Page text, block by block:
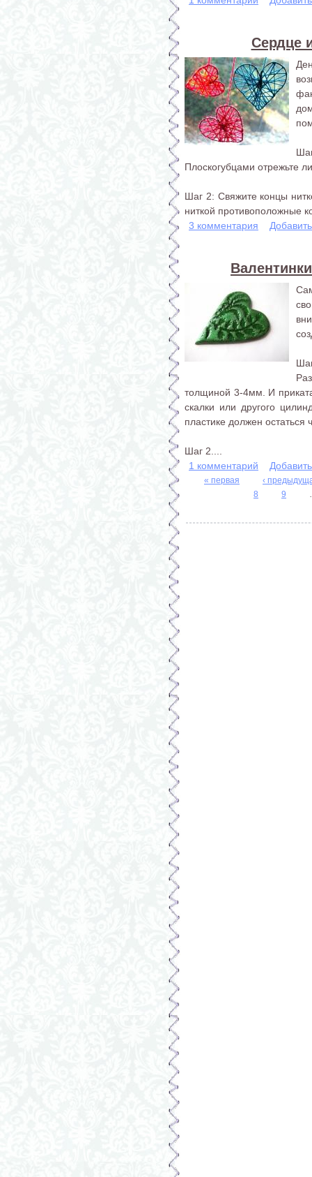
Сердце
Плоскогубцами отрежьте
Шаг 2: Свяжите концы
ниткой противоположные
3 комментария
толщиной 3-4мм. И
скалки или другого
пластике должен остаться
Шаг 2....
1 комментарий
« первая
‹
8
9